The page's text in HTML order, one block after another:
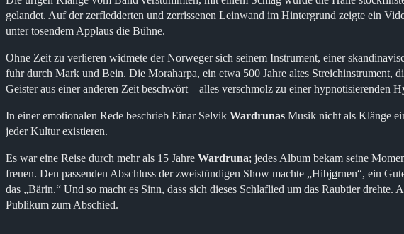
gelandet. Auf der zerfledderten und zerrissenen Leinwand im Hintergrund zeigte ein
unter tosendem Applaus die Bühne.
Ohne Zeit zu verlieren widmete der Norweger sich seinem Instrument, einer
fuhr durch Mark und Bein. Die Moraharpa, ein etwa 500 Jahre altes
Geister aus einer anderen Zeit beschwört – alles verschmolz zu einer
In einer emotionalen Rede beschrieb Einar Selvik Wardrunas Musik nicht als Klänge
jeder Kultur existieren.
Es war eine Reise durch mehr als 15 Jahre Wardruna; jedes Album bekam seine
freuen. Den passenden Abschluss der zweistündigen Show machte „Hibjørnen“, ein
das „Bärin.“ Und so macht es Sinn, dass sich dieses Schlaflied um das Raubtier
Publikum zum Abschied.